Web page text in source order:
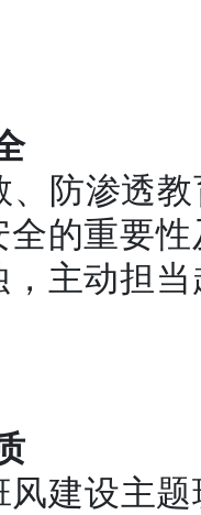
防渗透
的重要
主动担
建设主